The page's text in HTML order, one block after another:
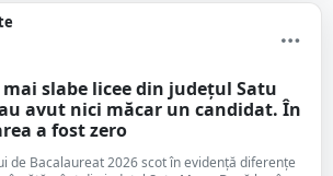
mai slabe licee din județul Satu
avut nici măcar un candidat. În
a fost zero
de Bacalaureat 2026 scot în evidență diferențe